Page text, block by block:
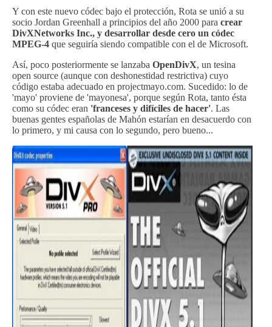
Y con este nuevo códec bajo el protección, Rota se unió a su
socio Jordan Greenhall a principios del año 2000 para crear
DivXNetworks Inc., y desarrollar desde cero un códec
MPEG-4 que seguiría siendo compatible con el de Microsoft.
Así, poco posteriormente se lanzaba OpenDivX, un tesina
open source (aunque con deshonestidad restrictiva) cuyo
código estaba adecuado en projectmayo.com. Sucedido: lo de
'mayo' proviene de 'mayonesa', porque según Rota, tanto ésta
como su códec eran 'franceses y difíciles de hacer'. Las
buenas gentes españolas de Mahón estarían en desacuerdo con
lo primero, y mi causa con lo segundo, pero bueno...